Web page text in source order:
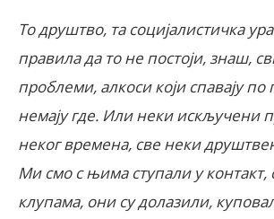
То друштво, та социјалистичка
правила да то не постоји, знаш,
проблеми, алкоси који спавају
немају где. Или неки искључени
неког времена, све неки
Ми смо с њима ступали у контакт,
клупама, они су долазили,